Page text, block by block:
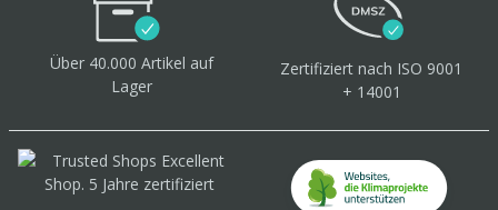
Über 40.000 Artikel auf
Lager
Zertifiziert nach ISO 9001
+ 14001